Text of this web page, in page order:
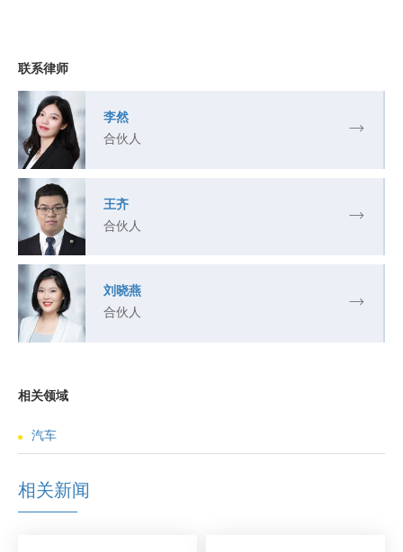
联系律师
李然
合伙人
王齐
合伙人
刘晓燕
合伙人
相关领域
汽车
相关新闻